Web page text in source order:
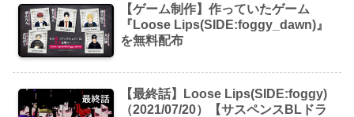
【ゲーム制作】作っていたゲーム
『Loose Lips(SIDE:foggy_dawn)』
を無料配布
【最終話】Loose Lips(SIDE:foggy)
（2021/07/20）【サスペンスBLドラ